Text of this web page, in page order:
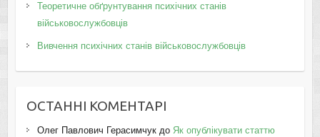
Теоретичне обґрунтування психічних станів
військовослужбовців
Вивчення психічних станів військовослужбовців
ОСТАННІ КОМЕНТАРІ
Олег Павлович Герасимчукдо Як опублікувати статтю